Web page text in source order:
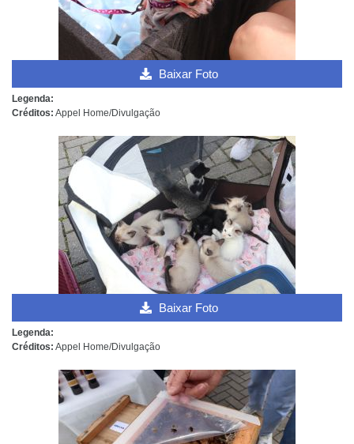
Baixar Foto
Legenda:
Créditos: Appel Home/Divulgação
Baixar Foto
Legenda:
Créditos: Appel Home/Divulgação